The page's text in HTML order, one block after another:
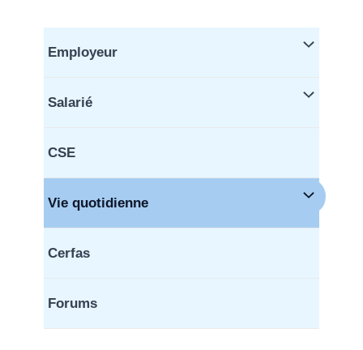
Employeur
Salarié
CSE
Vie quotidienne
Cerfas
Forums